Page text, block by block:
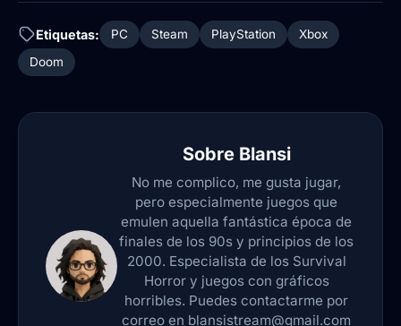
Etiquetas: PC Steam PlayStation
Xbox
Doom
Sobre Blansi
No me complico, me gusta jugar,
pero especialmente juegos que
emulen aquella fantástica época de
finales de los 90s y principios de los
2000. Especialista de los Survival
Horror y juegos con gráficos
horribles. Puedes contactarme por
correo en blansistream@gmail.com